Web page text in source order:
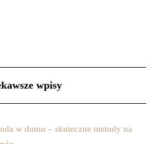
wpisy
w domu – skuteczne metody na